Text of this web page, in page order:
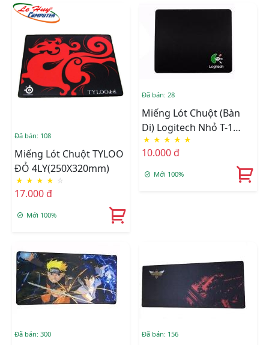
Đã bán: 108
Miếng Lót Chuột TYLOO
ĐỎ 4LY(250X320mm)
★ ★ ★ ★ ☆
17.000 đ
Mới 100%
Đã bán: 28
Miếng Lót Chuột (bàn
Di) Logitech Nhỏ T-1
(24*20*1mm)
★ ★ ★ ★ ★
10.000 đ
Mới 100%
Đã bán: 300 Đã bán: 156